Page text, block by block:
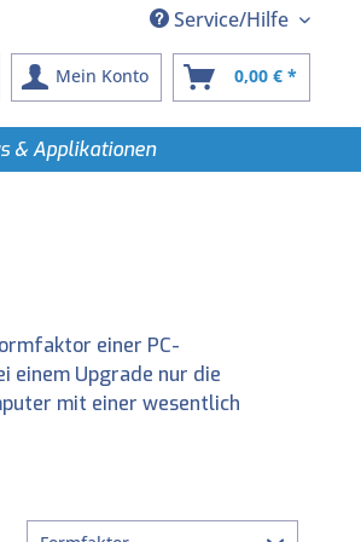
Service/Hilfe
Mein Konto 0,00 € *
& Applikationen
einer PC-
einem Upgrade nur die
mit einer wesentlich